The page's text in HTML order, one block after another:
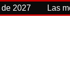
Las mejores